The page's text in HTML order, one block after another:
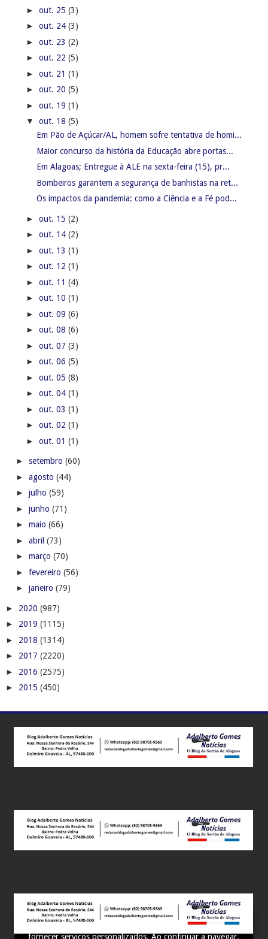
Este site utiliza cookies para melhorar sua experiência e
fornecer serviços personalizados. Ao continuar a navegar,
► out. 25 (3)
► out. 24 (3)
► out. 23 (2)
► out. 22 (5)
► out. 21 (1)
► out. 20 (5)
► out. 19 (1)
▼ out. 18 (5)
Em Pão de Açúcar/AL, homem sofre tentativa de homi...
Maior concurso da história da Educação abre portas...
Em Alagoas; Entregue à ALE na sexta-feira (15), pr...
Bombeiros garantem a segurança de banhistas na ret...
Os impactos da pandemia: como a Ciência e a Fé pod...
► out. 15 (2)
► out. 14 (2)
► out. 13 (1)
► out. 12 (1)
► out. 11 (4)
► out. 10 (1)
► out. 09 (6)
► out. 08 (6)
► out. 07 (3)
► out. 06 (5)
► out. 05 (8)
► out. 04 (1)
► out. 03 (1)
► out. 02 (1)
► out. 01 (1)
► setembro (60)
► agosto (44)
► julho (59)
► junho (71)
► maio (66)
► abril (73)
► março (70)
► fevereiro (56)
► janeiro (79)
► 2020 (987)
► 2019 (1115)
► 2018 (1314)
► 2017 (2220)
► 2016 (2575)
► 2015 (450)